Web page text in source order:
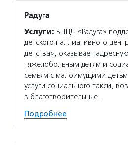
Радуга
Услуги: БЦПД «Радуга»
детского паллиативного
детства», оказывает
тяжелобольным детям и
семьям с малоимущими
услуги социального такси,
в благотворительные…
Подробнее